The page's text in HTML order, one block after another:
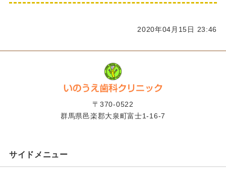
2020年04月15日 23:46
〒370-0522
群馬県邑楽郡大泉町富士1-16-7
サイドメニュー